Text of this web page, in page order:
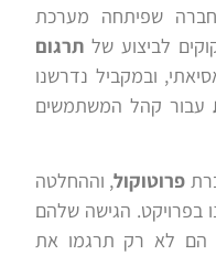
חברה שפיתחה מערכת
לביצוע שלתרגום
ובמקביל נדרשנו
עבור קהל המשתמשים
פרוטוקול, וההחלטה
בפרויקט. הגישה שלהם
הם לא רק תרגמו את